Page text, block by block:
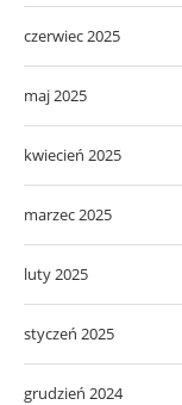
czerwiec 2025
maj 2025
kwiecień 2025
marzec 2025
luty 2025
styczeń 2025
grudzień 2024